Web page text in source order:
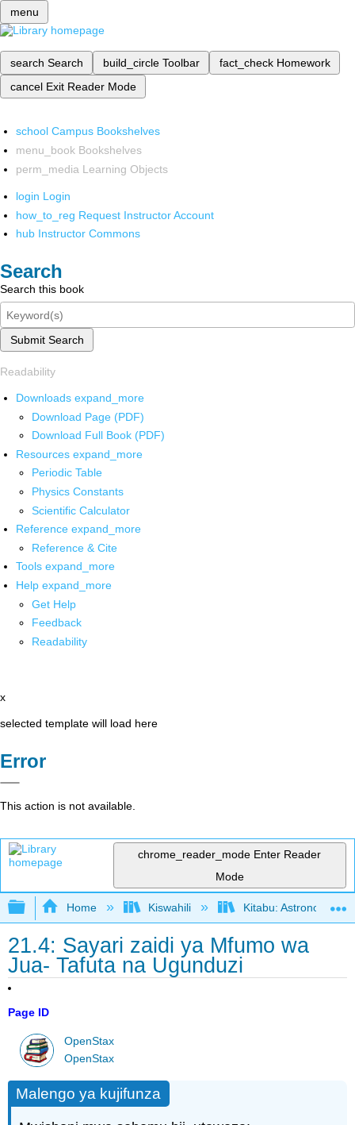
menu
search Search build_circle Toolbar fact_check Homework
cancel Exit Reader Mode
school Campus Bookshelves
menu_book Bookshelves
perm_media Learning Objects
login Login
how_to_reg Request Instructor Account
hub Instructor Commons
Search
Search this book
Submit Search
Readability
Downloads expand_more
Download Page (PDF)
Download Full Book (PDF)
Resources expand_more
Periodic Table
Physics Constants
Scientific Calculator
Reference expand_more
Reference & Cite
Tools expand_more
Help expand_more
Get Help
Feedback
Readability
x
selected template will load here
Error
This action is not available.
chrome_reader_mode Enter Reader
Mode
Expand/collapse global hierarchy
Home Kiswahili Kitabu: Astronomia
21.4: Sayari zaidi ya Mfumo wa
Jua- Tafuta na Ugunduzi
Page ID
OpenStax
OpenStax
Malengo ya kujifunza